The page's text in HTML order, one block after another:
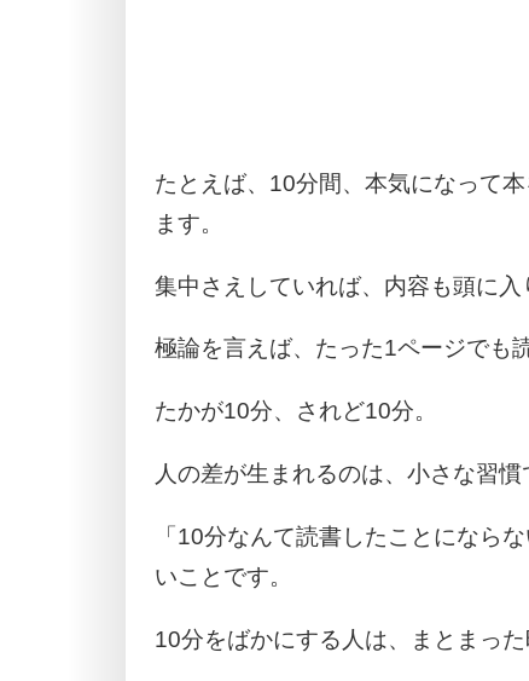
たとえば、10分間、本気になって
ます。
集中さえしていれば、内容も頭に入
極論を言えば、たった1ページでも
たかが10分、されど10分。
人の差が生まれるのは、小さな習慣
「10分なんて読書したことになら
いことです。
10分をばかにする人は、まとまっ